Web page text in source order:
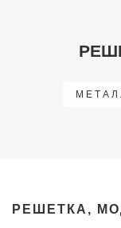
РЕШЕТКА,